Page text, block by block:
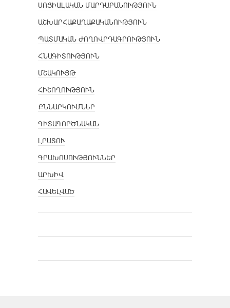
ՍՈՑԻԱԼԱԿԱՆ ՄԱՐԴԱԲԱՆՈՒԹՅՈՒՆ
ԱՇԽԱՐՀԱՔԱՂԱՔԱԿԱՆՈՒԹՅՈՒՆ
ՊԱՏՄԱԿԱՆ ԺՈՂՈՎՐԴԱԳՐՈՒԹՅՈՒՆ
ՀՆԱԳԻՏՈՒԹՅՈՒՆ
ՄՇԱԿՈՒՅԹ
ՀԻՇՈՂՈՒԹՅՈՒՆ
ՔՆՆԱՐԿՈՒՄՆԵՐ
ԳԻՏԱԳՈՐԾՆԱԿԱՆ
ԼՐԱՏՈՒ
ԳՐԱԽՈՍՈՒԹՅՈՒՆՆԵՐ
ԱՐԽԻՎ
ՀԱՎԵԼՎԱԾ